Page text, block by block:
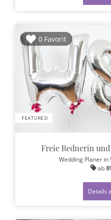
0 Favorit
FEATURED
Freie Rednerin
Wedding Planer in
ab
Details